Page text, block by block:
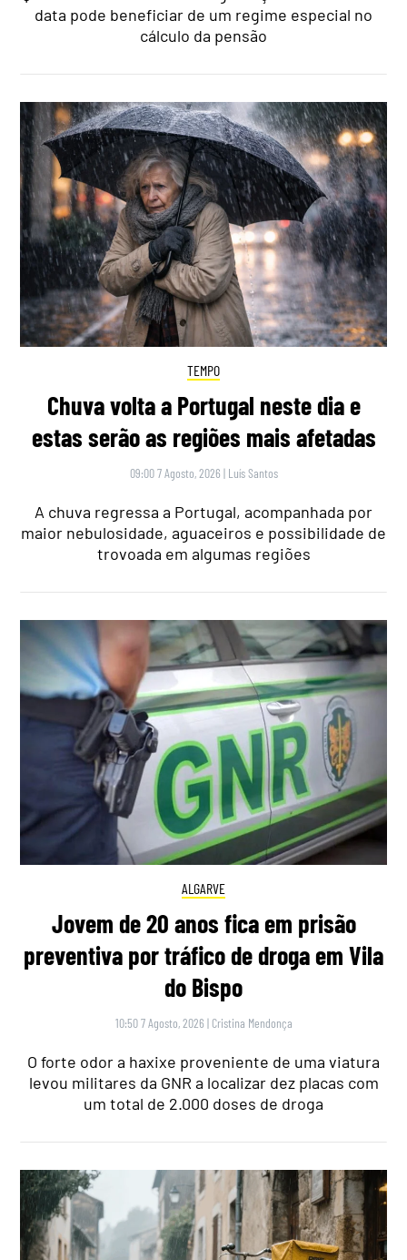
data pode beneficiar de um regime especial no
cálculo da pensão
TEMPO
Chuva volta a Portugal neste dia e
estas serão as regiões mais afetadas
09:00 7 Agosto, 2026 | Luís Santos
A chuva regressa a Portugal, acompanhada por
maior nebulosidade, aguaceiros e possibilidade de
trovoada em algumas regiões
ALGARVE
Jovem de 20 anos fica em prisão
preventiva por tráfico de droga em Vila
do Bispo
10:50 7 Agosto, 2026 | Cristina Mendonça
O forte odor a haxixe proveniente de uma viatura
levou militares da GNR a localizar dez placas com
um total de 2.000 doses de droga